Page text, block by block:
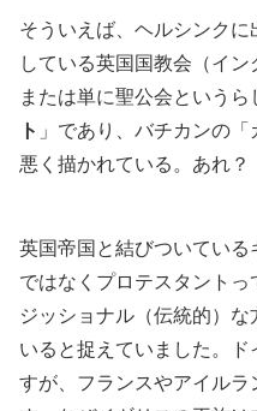
そういえば、ヘルシンク
している英国国教会（イン
または単に聖公会というら
ト 」であり、バチカンの
悪く描かれている。あれ？
英国帝国と結びついている
ではなくプロテスタント
ジッショナル（伝統的）
いると捉えていました。ド
すが、フランスやアイル